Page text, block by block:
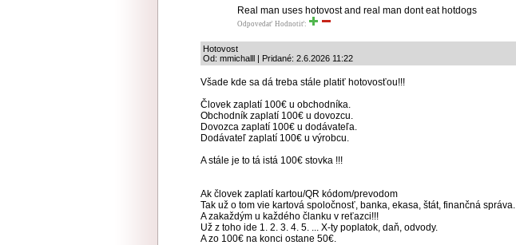
Real man uses hotovost and real man dont eat hotdogs
Odpovedať Hodnotiť:
Hotovost
Od: mmichalll | Pridané: 2.6.2026 11:22
Všade kde sa dá treba stále platiť hotovosťou!!!
Človek zaplatí 100€ u obchodníka.
Obchodník zaplatí 100€ u dovozcu.
Dovozca zaplatí 100€ u dodávateľa.
Dodávateľ zaplatí 100€ u výrobcu.
A stále je to tá istá 100€ stovka !!!
Ak človek zaplatí kartou/QR kódom/prevodom
Tak už o tom vie kartová spoločnosť, banka, ekasa, štát, finančná správa.
A zakaždým u každého članku v reťazci!!!
Už z toho ide 1. 2. 3. 4. 5. ... X-ty poplatok, daň, odvody.
A zo 100€ na konci ostane 50€.